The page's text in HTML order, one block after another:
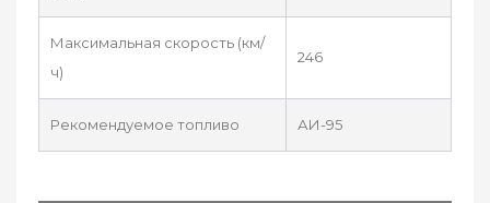
Максимальная скорость (км/
ч)
246
Рекомендуемое топливо АИ-95